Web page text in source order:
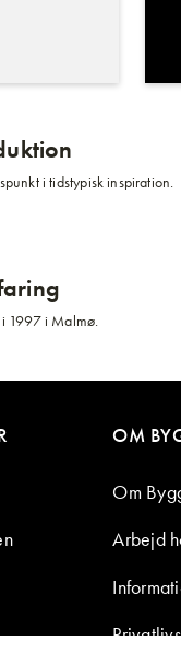
i tidstypisk inspiration.
1997 i Malmø.
OM
Om
Arbejd